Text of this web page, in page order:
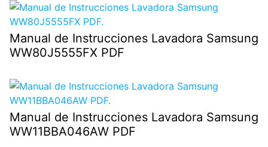
Manual de Instrucciones Lavadora Samsung
WW80J5555FX PDF
Manual de Instrucciones Lavadora Samsung
WW11BBA046AW PDF